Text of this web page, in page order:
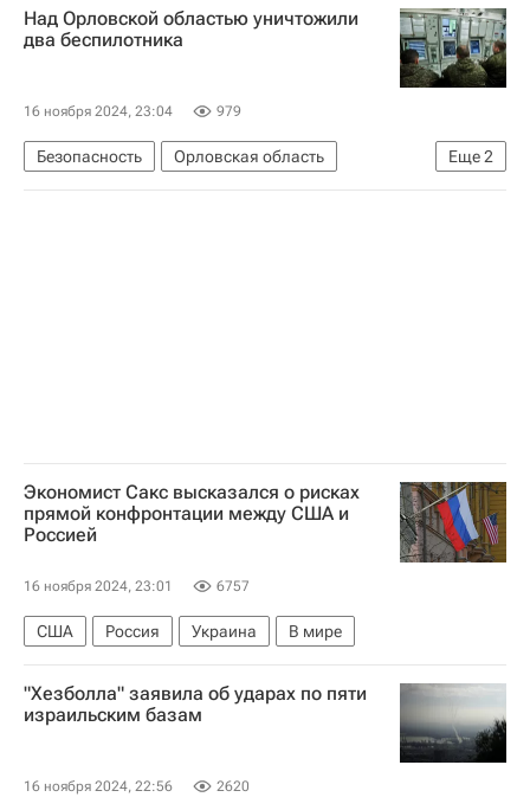
Над Орловской областью уничтожили
два беспилотника
16 ноября 2024, 23:04 979
Еще2
Безопасность
Орловская область
Министерство обороны РФ (Минобороны РФ)
Экономист Сакс высказался о рисках
прямой конфронтации между США и
Россией
16 ноября 2024, 23:01 6757
США Россия Украина В мире
"Хезболла" заявила об ударах по пяти
израильским базам
16 ноября 2024, 22:56 2620